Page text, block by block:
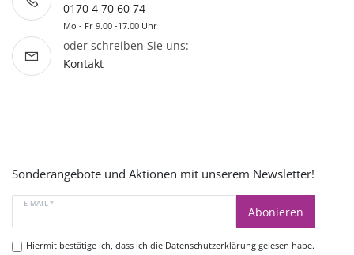
0170 4 70 60 74
Mo - Fr 9.00 -17.00 Uhr
oder schreiben Sie uns:
Kontakt
Sonderangebote und Aktionen mit unserem Newsletter!
E-MAIL *
Abonieren
Hiermit bestätige ich, dass ich die Datenschutzerklärunggelesen habe.